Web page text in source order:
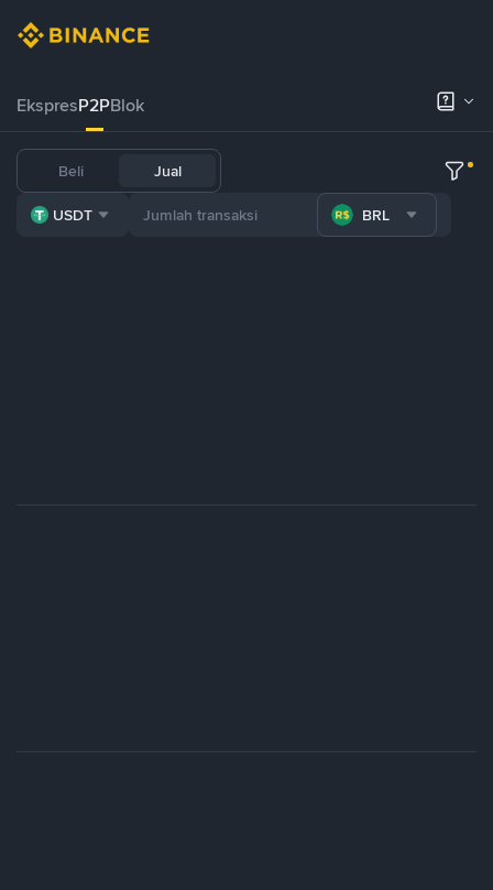
EkspresP2PBlok
Beli Jual
USDT BRL